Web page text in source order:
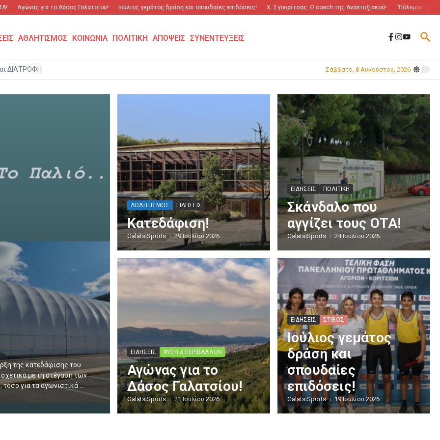
για το Δάσος Γαλατσίου! Ιούλιος γεμάτος δράση και σπουδαίες επιδόσεις! Χ. Σγουρίτσας: O coach της Αναπτυξιακού! “Πόλεμος” για τα
ΑΘΛΗΤΙΣΜΟΣ ΚΟΙΝΩΝΙΑ ΠΟΛΙΤΙΚΗ ΑΠΟΨΕΙΣ ΣΥΝΕΝΤΕΥΞΕΙΣ
ΔΙΑΤΡΟΦΗ Σάββατο, 8 Αυγούστου, 2026
της κατεδάφισης του
με τη στέγαση των
για τα αγωνιστικά ...
ΑΘΛΗΤΙΣΜΟΣ ΕΙΔΗΣΕΙΣ
Κατεδάφιση!
GalatsiSports 29 Ιουλίου 2026
ΕΙΔΗΣΕΙΣ ΠΟΛΙΤΙΚΗ
Σκάνδαλο που
αγγίζει τους ΟΤΑ!
GalatsiSports 24 Ιουλίου 2026
ΕΙΔΗΣΕΙΣ ΦΥΣΗ & ΠΕΡΙΒΑΛΛΟΝ
Αγώνας για το
Δάσος Γαλατσίου!
GalatsiSports 21 Ιουλίου 2026
ΕΙΔΗΣΕΙΣ ΣΤΙΒΟΣ
Ιούλιος γεμάτος
δράση και
σπουδαίες
επιδόσεις!
GalatsiSports 19 Ιουλίου 2026